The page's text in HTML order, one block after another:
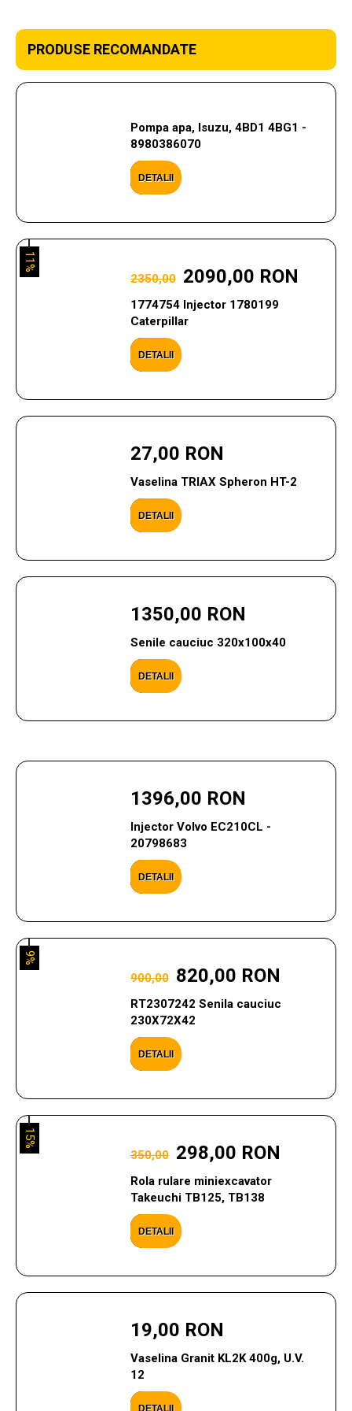
PRODUSE RECOMANDATE
Pompa apa, Isuzu, 4BD1 4BG1 -
8980386070
DETALII
2350,00 2090,00 RON
1774754 Injector 1780199
Caterpillar
DETALII
11%
27,00 RON
Vaselina TRIAX Spheron HT-2
DETALII
1350,00 RON
Senile cauciuc 320x100x40
DETALII
1396,00 RON
Injector Volvo EC210CL -
20798683
DETALII
900,00 820,00 RON
RT2307242 Senila cauciuc
230X72X42
DETALII
9%
350,00 298,00 RON
Rola rulare miniexcavator
Takeuchi TB125, TB138
DETALII
15%
19,00 RON
Vaselina Granit KL2K 400g, U.V.
12
DETALII